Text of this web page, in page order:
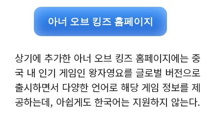
아너 오브 킹즈 홈페이지
상기에 추가한 아너 오브 킹즈 홈페이지에는 중
국 내 인기 게임인 왕자영요를 글로벌 버전으로
출시하면서 다양한 언어로 해당 게임 정보를 제
공하는데, 아쉽게도 한국어는 지원하지 않는다.